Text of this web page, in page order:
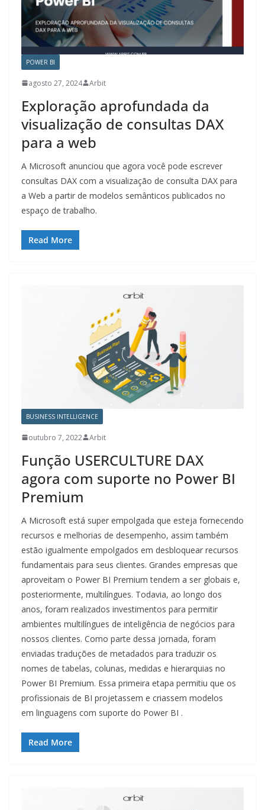
POWER BI
agosto 27, 2024 Arbit
Exploração aprofundada da
visualização de consultas DAX
para a web
A Microsoft anunciou que agora você pode escrever
consultas DAX com a visualização de consulta DAX para
a Web a partir de modelos semânticos publicados no
espaço de trabalho.
Read More
BUSINESS INTELLIGENCE
outubro 7, 2022 Arbit
Função USERCULTURE DAX
agora com suporte no Power BI
Premium
A Microsoft está super empolgada que esteja fornecendo
recursos e melhorias de desempenho, assim também
estão igualmente empolgados em desbloquear recursos
fundamentais para seus clientes. Grandes empresas que
aproveitam o Power BI Premium tendem a ser globais e,
posteriormente, multilíngues. Todavia, ao longo dos
anos, foram realizados investimentos para permitir
ambientes multilíngues de inteligência de negócios para
nossos clientes. Como parte dessa jornada, foram
enviadas traduções de metadados para traduzir os
nomes de tabelas, colunas, medidas e hierarquias no
Power BI Premium. Essa primeira etapa permitiu que os
profissionais de BI projetassem e criassem modelos
em linguagens com suporte do Power BI .
Read More